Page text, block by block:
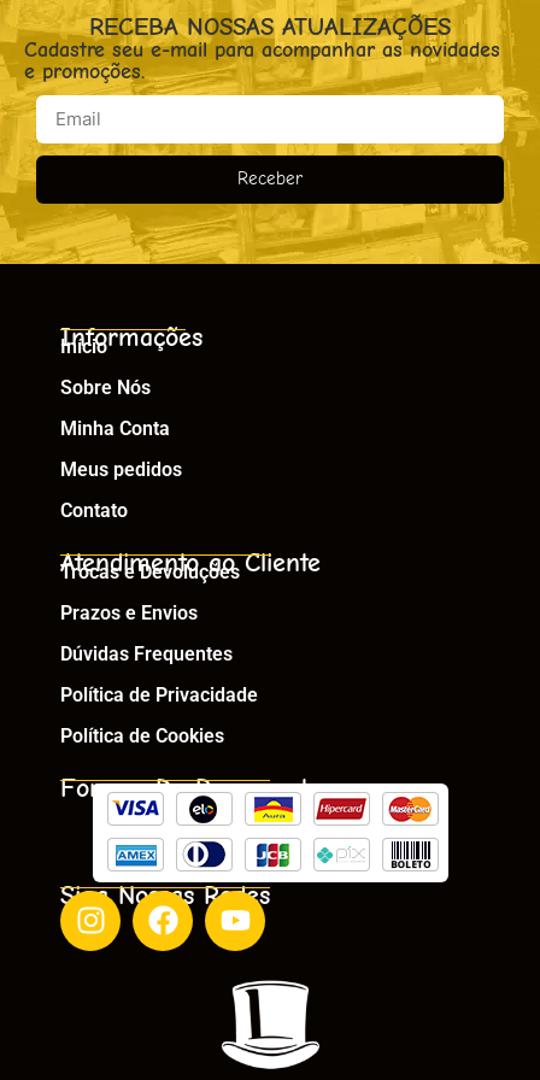
RECEBA NOSSAS ATUALIZAÇÕES
Cadastre seu e-mail para acompanhar as novidades
e promoções.
Receber
Informações
Início
Sobre Nós
Minha Conta
Meus pedidos
Contato
Atendimento ao Cliente
Trocas e Devoluções
Prazos e Envios
Dúvidas Frequentes
Política de Privacidade
Política de Cookies
Formas De Pagamento
Siga Nossas Redes